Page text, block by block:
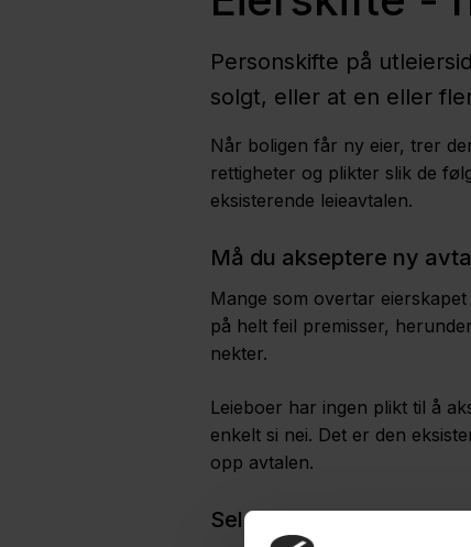
Personskifte på
solgt, eller at en eller
Når boligen får ny eier, trer
rettigheter og plikter slik de
eksisterende leieavtalen.
Må du akseptere ny
Mange som overtar
på helt feil premisser,
nekter.
Leieboer har ingen plikt til å
enkelt si nei. Det er den
opp avtalen.
Selge uten leieboer